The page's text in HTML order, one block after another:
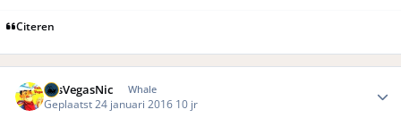
Citeren
LasVegasNic Whale
Geplaatst24 januari 2016 10 jr